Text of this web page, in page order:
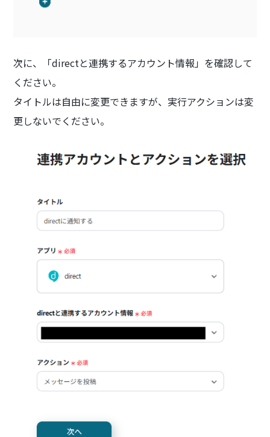
次に、「directと連携するアカウント情報」を確認して
ください。
タイトルは自由に変更できますが、実行アクションは変
更しないでください。